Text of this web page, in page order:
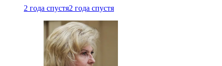
2 года спустя2 года спустя